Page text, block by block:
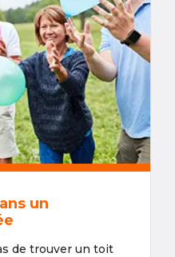
un
de trouver un toit